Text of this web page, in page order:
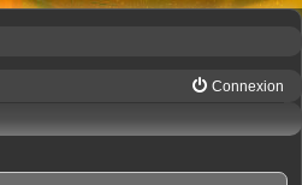
Connexion